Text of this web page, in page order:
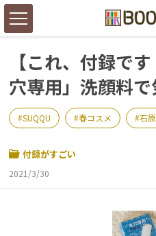
【これ、付録で
穴専用」洗顔料で
SUQQU 春コスメ 石
付録がすごい
2021/3/30